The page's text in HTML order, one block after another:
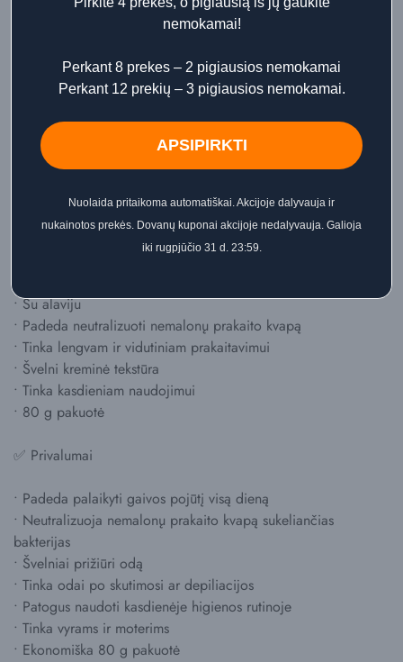
Kreminė formulė lengvai tepasi ant odos, o sudėtyje esantis
depiliacijos. Dezodorantas tinka lengvam ir vidutiniam
prakaitavimui.
80 g pakuotė yra ekonomiška ir patogi kasdieniam
naudojimui namuose.
🌿 Pagrindinės savybės
• Kreminis dezodorantas
• Su alaviju
• Padeda neutralizuoti nemalonų prakaito kvapą
• Tinka lengvam ir vidutiniam prakaitavimui
• Švelni kreminė tekstūra
• Tinka kasdieniam naudojimui
• 80 g pakuotė
✅ Privalumai
• Padeda palaikyti gaivos pojūtį visą dieną
• Neutralizuoja nemalonų prakaito kvapą sukeliančias
bakterijas
• Švelniai prižiūri odą
• Tinka odai po skutimosi ar depiliacijos
• Patogus naudoti kasdienėje higienos rutinoje
• Tinka vyrams ir moterims
• Ekonomiška 80 g pakuotė
nemokamai!
Perkant 8 prekes – 2 pigiausios nemokamai
Perkant 12 prekių – 3 pigiausios nemokamai.
APSIPIRKTI
Nuolaida pritaikoma automatiškai. Akcijoje dalyvauja ir
nukainotos prekės. Dovanų kuponai akcijoje nedalyvauja. Galioja
iki rugpjūčio 31 d. 23:59.